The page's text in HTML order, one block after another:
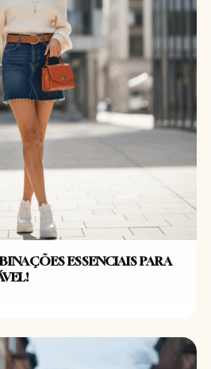
ESSENCIAIS PARA